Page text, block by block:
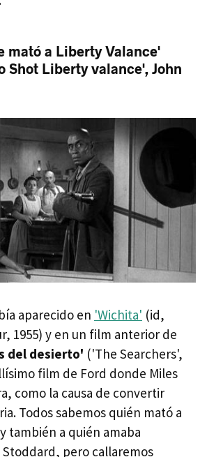
mató a Liberty Valance'
Shot Liberty valance', John
aparecido en 'Wichita' (id,
1955) y en un film anterior de
del desierto' ('The Searchers',
film de Ford donde Miles
como la causa de convertir
Todos sabemos quién mató a
también a quién amaba
pero callaremos